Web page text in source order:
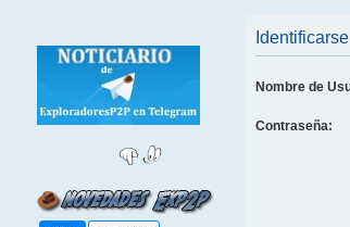
Identificarse
Nombre de
Contraseña: